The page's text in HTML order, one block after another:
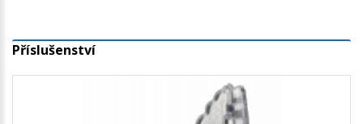
Příslušenství